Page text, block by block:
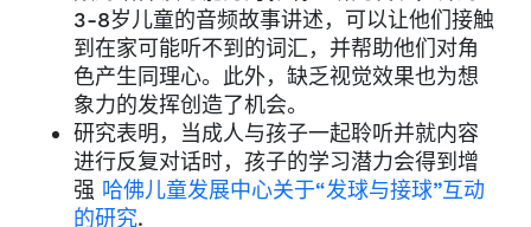
3-8岁儿童的音频故事讲述，可以让他们接触
到在家可能听不到的词汇，并帮助他们对角
色产生同理心。此外，缺乏视觉效果也为想
象力的发挥创造了机会。
研究表明，当成人与孩子一起聆听并就内容
进行反复对话时，孩子的学习潜力会得到增
强 哈佛儿童发展中心关于“发球与接球”互动
的研究.